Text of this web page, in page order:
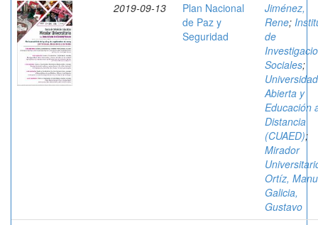
2019-09-13
Plan Nacional
de Paz y
Seguridad
Jiménez,
Rene;
de
Sociales;
Universidad
Abierta y
Educación
Distancia
(CUAED);
Mirador
Ortíz,
Galicia,
Gustavo